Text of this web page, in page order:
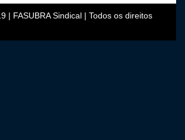
| FASUBRA Sindical | Todos os direitos